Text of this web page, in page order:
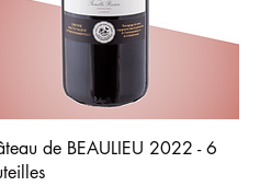
de BEAULIEU 2022 - 6